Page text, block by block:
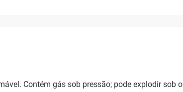
Contém gás sob pressão; pode explodir sob o